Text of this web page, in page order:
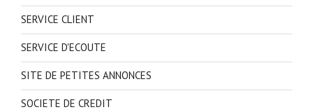
SERVICE CLIENT
SERVICE D'ECOUTE
SITE DE PETITES ANNONCES
SOCIETE DE CREDIT